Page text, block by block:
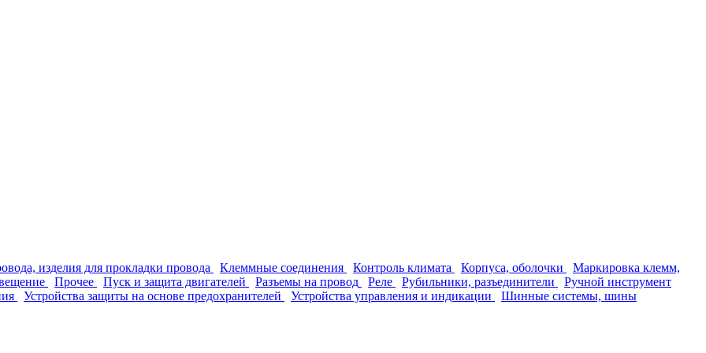
изделия для прокладки провода Клеммные соединения Контроль климата Корпуса, оболочки
Маркировка клемм,
Прочее Пуск и защита двигателей Разъемы на провод Реле Рубильники, разъединители
Ручной инструмент
Устройства защиты на основе предохранителей Устройства управления и индикации
Шинные системы, шины